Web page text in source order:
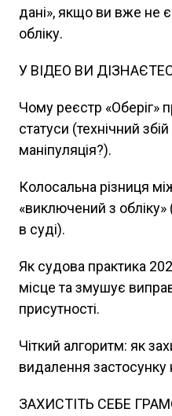
дані», якщо ви вже не
обліку.
У ВІДЕО ВИ
Чому реєстр «Оберіг»
статуси (технічний
маніпуляція?).
Колосальна різниця
«виключений з
в суді).
Як судова практика
місце та змушує
присутності.
Чіткий алгоритм: як
видалення
ЗАХИСТІТЬ СЕБЕ